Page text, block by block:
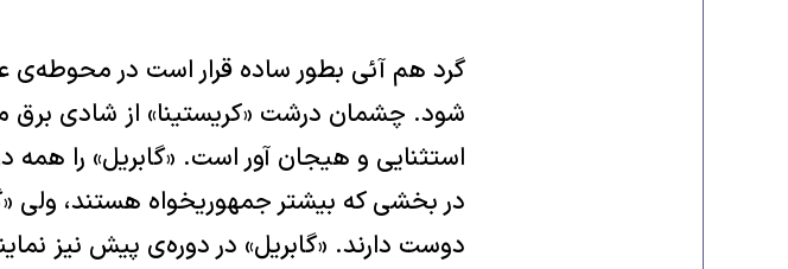
گرد هم آئی بطور ساده قرار است در محوطه‌ی
شود. چشمان درشت «کریستینا» از شادی
استثنایی و هیجان آور است. «گابریل» را
در بخشی که بیشتر جمهوریخواه هستند، ولی
دوست دارند. «گابریل» در دوره‌ی پیش نیز